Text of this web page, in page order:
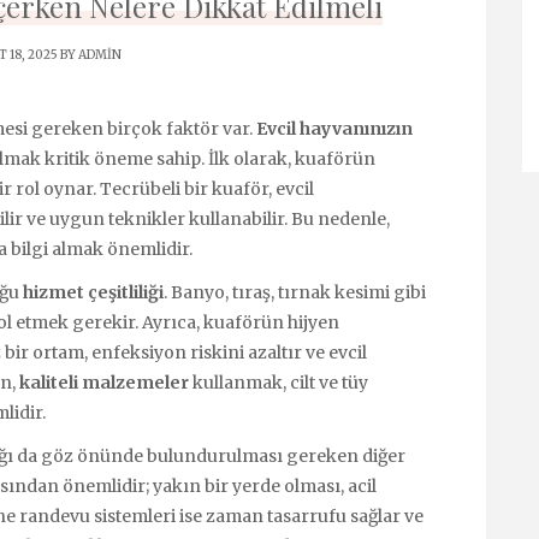
18, 2025 BYADMIN
gereken birçok faktör var. Evcil hayvanınızın
kritik öneme sahip. İlk olarak, kuaförün
rol oynar. Tecrübeli bir kuaför, evcil
ve uygun teknikler kullanabilir. Bu nedenle,
bilgi almak önemlidir.
hizmet çeşitliliği. Banyo, tıraş, tırnak kesimi gibi
etmek gerekir. Ayrıca, kuaförün hijyen
ortam, enfeksiyon riskini azaltır ve evcil
kaliteli malzemelerkullanmak, cilt ve tüy
da göz önünde bulundurulması gereken diğer
önemlidir; yakın bir yerde olması, acil
randevu sistemleri ise zaman tasarrufu sağlar ve